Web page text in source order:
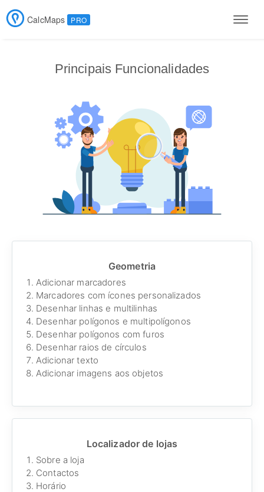
CalcMaps PRO
Principais Funcionalidades
Geometria
Adicionar marcadores
Marcadores com ícones personalizados
Desenhar linhas e multilinhas
Desenhar polígonos e multipolígonos
Desenhar polígonos com furos
Desenhar raios de círculos
Adicionar texto
Adicionar imagens aos objetos
Localizador de lojas
Sobre a loja
Contactos
Horário